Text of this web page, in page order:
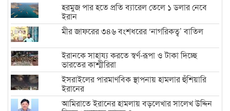
হরমুজ পার হতে প্রতি ব্যারেল তেলে ১ ডলার নেবে
ইরান
মীর জাফরের ৩৪৬ বংশধরের ‘নাগরিকত্ব’ বাতিল
ইরানকে সাহায্য করতে স্বর্ণ-রূপা ও টাকা দিচ্ছে
ভারতের কাশ্মীরিরা
ইসরাইলের পারমাণবিক স্থাপনায় হামলার হুঁশিয়ারি
ইরানের
আমিরাতে ইরানের হামলায় বড়লেখার সালেখ উদ্দিন